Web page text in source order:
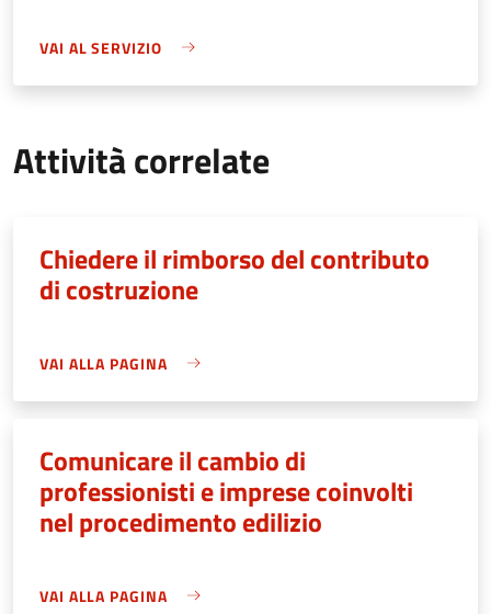
VAI AL SERVIZIO
Attività correlate
Chiedere il rimborso del contributo
di costruzione
VAI ALLA PAGINA
Comunicare il cambio di
professionisti e imprese coinvolti
nel procedimento edilizio
VAI ALLA PAGINA